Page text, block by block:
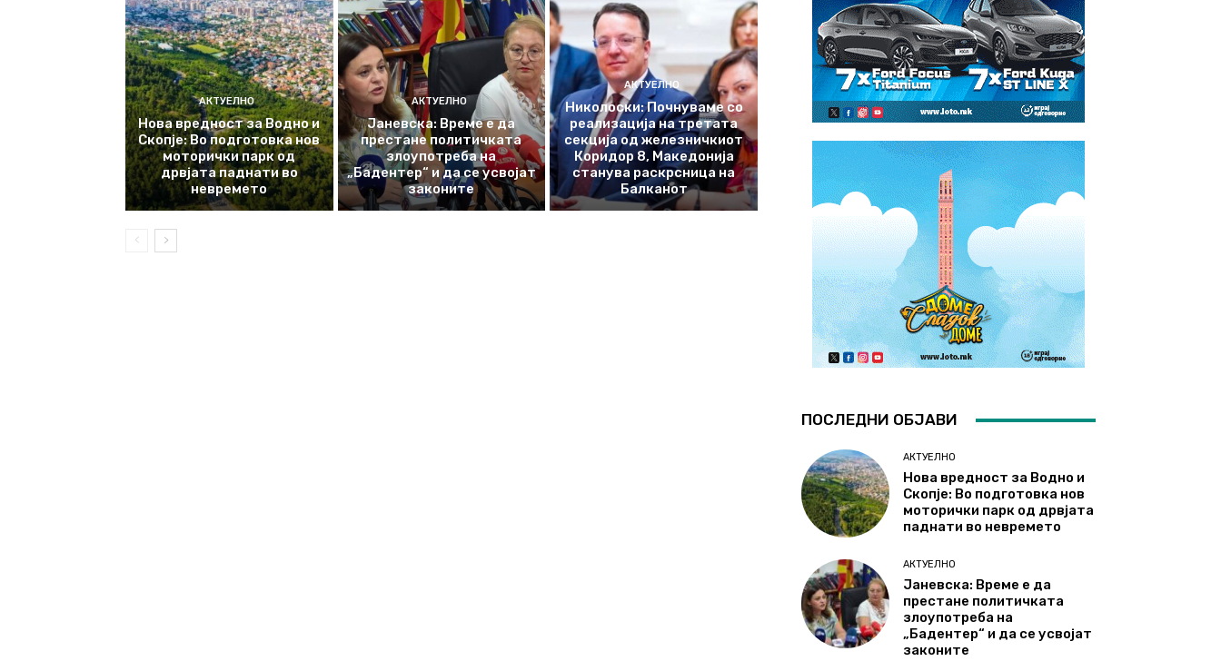
АКТУЕЛНО
Нова вредност за Водно и
Скопје: Во подготовка нов
моторички парк од
дрвјата паднати во
невремето
АКТУЕЛНО
Јаневска: Време е да
престане политичката
злоупотреба на
„Бадентер“ и да се усвојат
законите
АКТУЕЛНО
Николоски: Почнуваме со
реализација на третата
секција од железничкиот
Коридор 8, Македонија
станува раскрсница на
Балканот
ПОСЛЕДНИ ОБЈАВИ
АКТУЕЛНО
Нова вредност за Водно и
Скопје: Во подготовка нов
моторички парк од дрвјата
паднати во невремето
АКТУЕЛНО
Јаневска: Време е да
престане политичката
злоупотреба на
„Бадентер“ и да се усвојат
законите